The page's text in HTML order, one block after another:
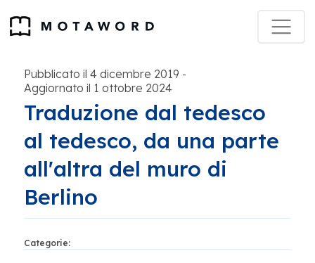
Pubblicato il 4 dicembre 2019 -
Aggiornato il 1 ottobre 2024
Traduzione dal tedesco
al tedesco, da una parte
all'altra del muro di
Berlino
Categorie: